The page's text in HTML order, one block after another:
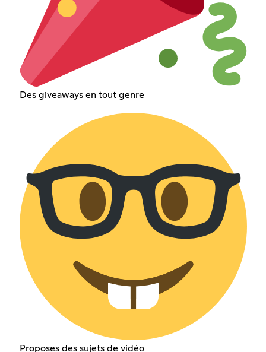
Des giveaways en tout genre
Proposes des sujets de vidéo